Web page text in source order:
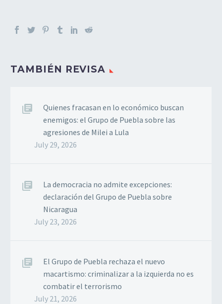
TAMBIÉN REVISA
Quienes fracasan en lo económico buscan
enemigos: el Grupo de Puebla sobre las
agresiones de Milei a Lula
July 29, 2026
La democracia no admite excepciones:
declaración del Grupo de Puebla sobre
Nicaragua
July 23, 2026
El Grupo de Puebla rechaza el nuevo
macartismo: criminalizar a la izquierda no es
combatir el terrorismo
July 21, 2026